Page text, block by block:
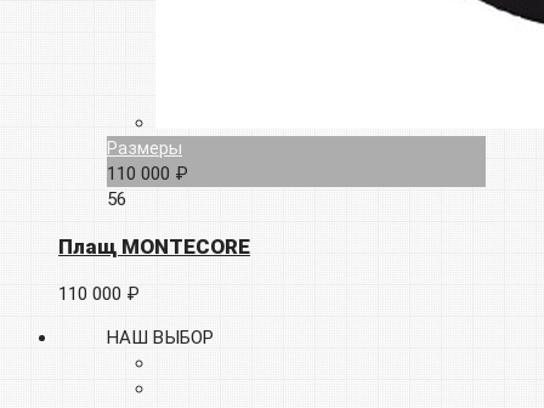
Размеры
110 000 ₽
56
Плащ MONTECORE
110 000 ₽
НАШ ВЫБОР